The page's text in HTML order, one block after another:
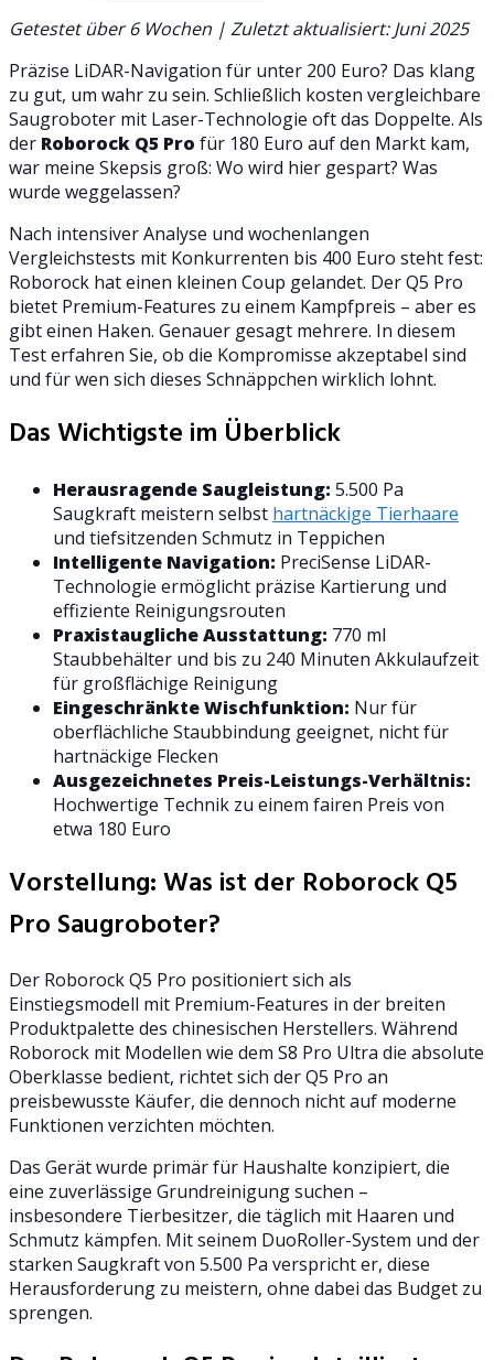
Getestet über 6 Wochen | Zuletzt aktualisiert: Juni 2025
Präzise LiDAR-Navigation für unter 200 Euro? Das klang
zu gut, um wahr zu sein. Schließlich kosten vergleichbare
Saugroboter mit Laser-Technologie oft das Doppelte. Als
der Roborock Q5 Pro für 180 Euro auf den Markt kam,
war meine Skepsis groß: Wo wird hier gespart? Was
wurde weggelassen?
Nach intensiver Analyse und wochenlangen
Vergleichstests mit Konkurrenten bis 400 Euro steht fest:
Roborock hat einen kleinen Coup gelandet. Der Q5 Pro
bietet Premium-Features zu einem Kampfpreis – aber es
gibt einen Haken. Genauer gesagt mehrere. In diesem
Test erfahren Sie, ob die Kompromisse akzeptabel sind
und für wen sich dieses Schnäppchen wirklich lohnt.
Das Wichtigste im Überblick
Herausragende Saugleistung: 5.500 Pa
Saugkraft meistern selbst hartnäckige Tierhaare
und tiefsitzenden Schmutz in Teppichen
Intelligente Navigation: PreciSense LiDAR-
Technologie ermöglicht präzise Kartierung und
effiziente Reinigungsrouten
Praxistaugliche Ausstattung: 770 ml
Staubbehälter und bis zu 240 Minuten Akkulaufzeit
für großflächige Reinigung
Eingeschränkte Wischfunktion: Nur für
oberflächliche Staubbindung geeignet, nicht für
hartnäckige Flecken
Ausgezeichnetes Preis-Leistungs-Verhältnis:
Hochwertige Technik zu einem fairen Preis von
etwa 180 Euro
Vorstellung: Was ist der Roborock Q5
Pro Saugroboter?
Der Roborock Q5 Pro positioniert sich als
Einstiegsmodell mit Premium-Features in der breiten
Produktpalette des chinesischen Herstellers. Während
Roborock mit Modellen wie dem S8 Pro Ultra die absolute
Oberklasse bedient, richtet sich der Q5 Pro an
preisbewusste Käufer, die dennoch nicht auf moderne
Funktionen verzichten möchten.
Das Gerät wurde primär für Haushalte konzipiert, die
eine zuverlässige Grundreinigung suchen –
insbesondere Tierbesitzer, die täglich mit Haaren und
Schmutz kämpfen. Mit seinem DuoRoller-System und der
starken Saugkraft von 5.500 Pa verspricht er, diese
Herausforderung zu meistern, ohne dabei das Budget zu
sprengen.